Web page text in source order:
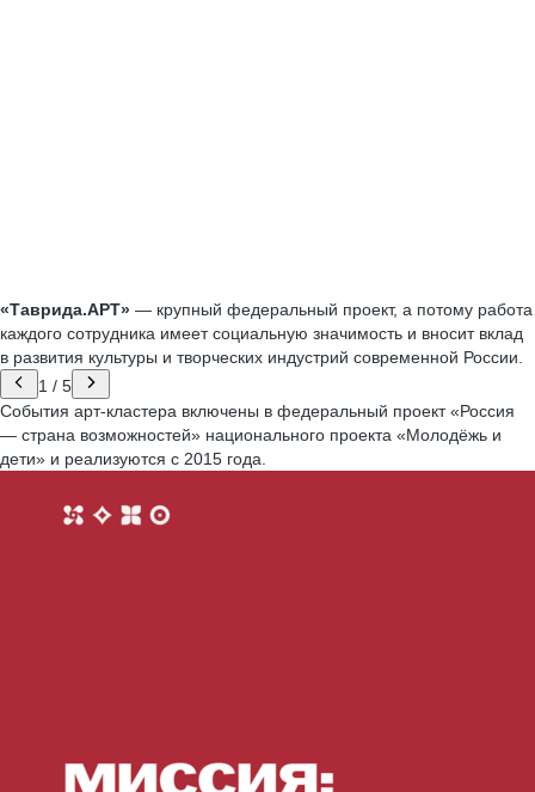
«Таврида.АРТ» — крупный федеральный проект, а потому работа
каждого сотрудника имеет социальную значимость и вносит вклад
в развития культуры и творческих индустрий современной России.
1 / 5
События арт-кластера включены в федеральный проект «Россия
— страна возможностей» национального проекта «Молодёжь и
дети» и реализуются с 2015 года.